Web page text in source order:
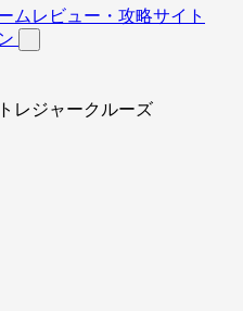
レジャークルーズ